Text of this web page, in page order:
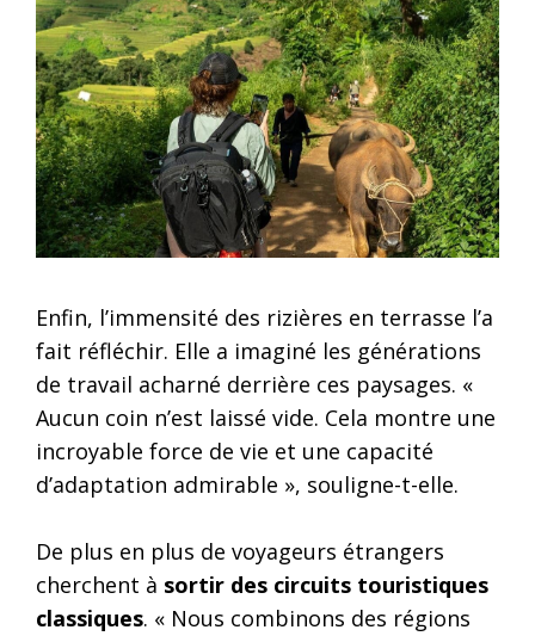
Enfin, l’immensité des rizières en terrasse l’a
fait réfléchir. Elle a imaginé les générations
de travail acharné derrière ces paysages. «
Aucun coin n’est laissé vide. Cela montre une
incroyable force de vie et une capacité
d’adaptation admirable », souligne-t-elle.
De plus en plus de voyageurs étrangers
cherchent à sortir des circuits touristiques
classiques. « Nous combinons des régions